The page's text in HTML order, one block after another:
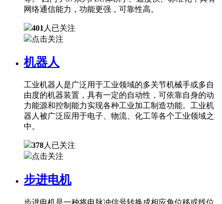
网络通信能力，功能更强，可靠性高。
401 人已关注
点击关注
机器人
工业机器人是广泛用于工业领域的多关节机械手或多自
由度的机器装置，具有一定的自动性，可依靠自身的动
力能源和控制能力实现各种工业加工制造功能。工业机
器人被广泛应用于电子、物流、化工等各个工业领域之
中。
378人已关注
点击关注
步进电机